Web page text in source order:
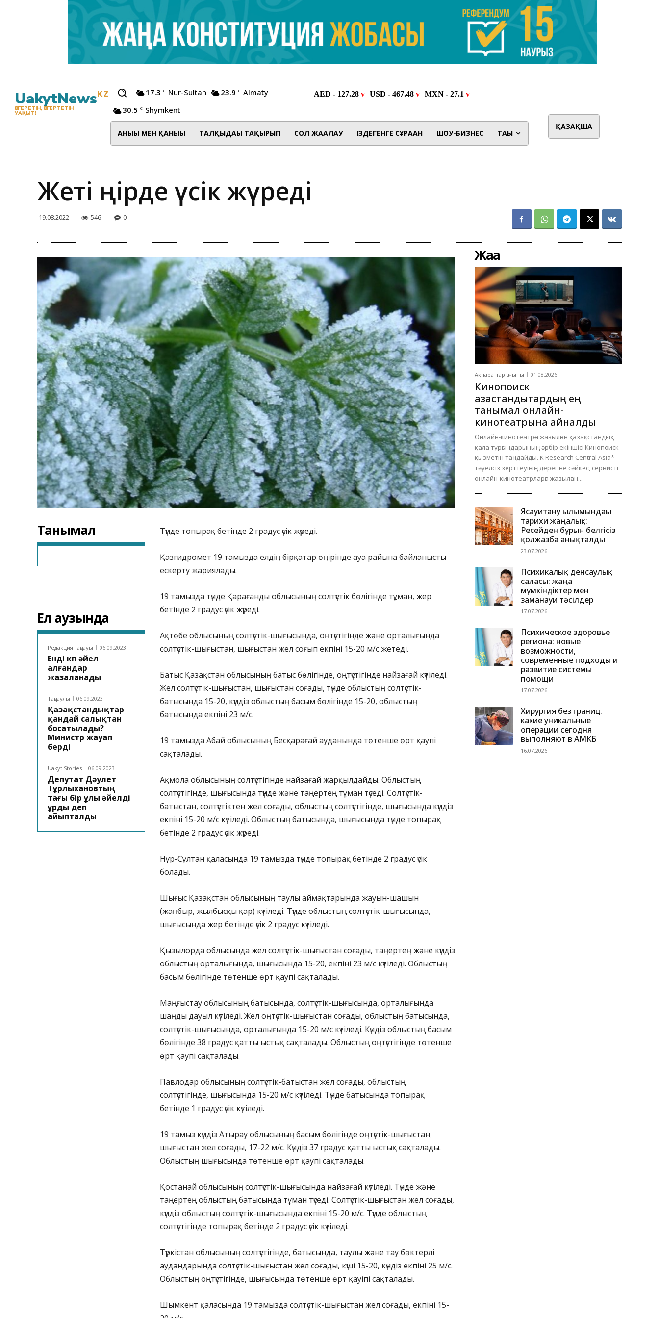
UakytNewsKZ
ӨЗГЕРЕТІН, ӨЗГЕРТЕТІН
УАҚЫТ!
17.3 C Nur-Sultan 23.9 C Almaty
30.5 C Shymkent
АНЫҒЫ МЕН ҚАНЫҒЫ ТАЛҚЫДАҒЫ ТАҚЫРЫП СОЛ ЖАҒАЛАУ ІЗДЕГЕНГЕ СҰРАҒАН ШОУ-БИЗНЕС ТАҒЫ
ҚАЗАҚША
Жеті өңірде үсік жүреді
19.08.2022 546 0
Танымал
Ел аузында
Редакция таңдауы 06.09.2023
Енді көп әйел
алғандар
жазаланады
Таңдаулы 06.09.2023
Қазақстандықтар
қандай салықтан
босатылады?
Министр жауап
берді
Uakyt Stories 06.09.2023
Депутат Дәулет
Тұрлыхановтың
тағы бір ұлы әйелді
ұрды деп
айыпталды
Түнде топырақ бетінде 2 градус үсік жүреді.
Қазгидромет 19 тамызда елдің бірқатар өңірінде ауа райына байланысты
ескерту жариялады.
19 тамызда түнде Қарағанды облысының солтүстік бөлігінде тұман, жер
бетінде 2 градус үсік жүреді.
Ақтөбе облысының солтүстік-шығысында, оңтүстігінде және орталығында
солтүстік-шығыстан, шығыстан жел соғып екпіні 15-20 м/с жетеді.
Батыс Қазақстан облысының батыс бөлігінде, оңтүстігінде найзағай күтіледі.
Жел солтүстік-шығыстан, шығыстан соғады, түнде облыстың солтүстік-
батысында 15-20, күндіз облыстың басым бөлігінде 15-20, облыстың
батысында екпіні 23 м/с.
19 тамызда Абай облысының Бесқарағай ауданында төтенше өрт қаупі
сақталады.
Ақмола облысының солтүстігінде найзағай жарқылдайды. Облыстың
солтүстігінде, шығысында түнде және таңертең тұман түседі. Солтүстік-
батыстан, солтүстіктен жел соғады, облыстың солтүстігінде, шығысында күндіз
екпіні 15-20 м/с күтіледі. Облыстың батысында, шығысында түнде топырақ
бетінде 2 градус үсік жүреді.
Нұр-Сұлтан қаласында 19 тамызда түнде топырақ бетінде 2 градус үсік
болады.
Шығыс Қазақстан облысының таулы аймақтарында жауын-шашын
(жаңбыр, жылбысқы қар) күтіледі. Түнде облыстың солтүстік-шығысында,
шығысында жер бетінде үсік 2 градус күтіледі.
Қызылорда облысында жел солтүстік-шығыстан соғады, таңертең және күндіз
облыстың орталығында, шығысында 15-20, екпіні 23 м/с күтіледі. Облыстың
басым бөлігінде төтенше өрт қаупі сақталады.
Маңғыстау облысының батысында, солтүстік-шығысында, орталығында
шаңды дауыл күтіледі. Жел оңтүстік-шығыстан соғады, облыстың батысында,
солтүстік-шығысында, орталығында 15-20 м/с күтіледі. Күндіз облыстың басым
бөлігінде 38 градус қатты ыстық сақталады. Облыстың оңтүстігінде төтенше
өрт қаупі сақталады.
Павлодар облысының солтүстік-батыстан жел соғады, облыстың
солтүстігінде, шығысында 15-20 м/с күтіледі. Түнде батысында топырақ
бетінде 1 градус үсік күтіледі.
19 тамыз күндіз Атырау облысының басым бөлігінде оңтүстік-шығыстан,
шығыстан жел соғады, 17-22 м/с. Күндіз 37 градус қатты ыстық сақталады.
Облыстың шығысында төтенше өрт қаупі сақталады.
Қостанай облысының солтүстік-шығысында найзағай күтіледі. Түнде және
таңертең облыстың батысында тұман түседі. Солтүстік-шығыстан жел соғады,
күндіз облыстың солтүстік-шығысында екпіні 15-20 м/с. Түнде облыстың
солтүстігінде топырақ бетінде 2 градус үсік күтіледі.
Түркістан облысының солтүстігінде, батысында, таулы және тау бөктерлі
аудандарында солтүстік-шығыстан жел соғады, күші 15-20, күндіз екпіні 25 м/с.
Облыстың оңтүстігінде, шығысында төтенше өрт қауіпі сақталады.
Шымкент қаласында 19 тамызда солтүстік-шығыстан жел соғады, екпіні 15-
Жаңа
Ақпараттар ағыны 01.08.2026
Кинопоиск
қазақстандықтардың ең
танымал онлайн-
кинотеатрына айналды
Онлайн-кинотеатрға жазылған қазақстандық
қала тұрғындарының әрбір екіншісі Кинопоиск
қызметін таңдайды. K Research Central Asia*
тәуелсіз зерттеуінің дерегіне сәйкес, сервисті
онлайн-кинотеатрларға жазылған...
Ясауитану ғылымындағы
тарихи жаңалық:
Ресейден бұрын белгісіз
қолжазба анықталды
23.07.2026
Психикалық денсаулық
саласы: жаңа
мүмкіндіктер мен
заманауи тәсілдер
17.07.2026
Психическое здоровье
региона: новые
возможности,
современные подходы и
развитие системы
помощи
17.07.2026
Хирургия без границ:
какие уникальные
операции сегодня
выполняют в АМКБ
16.07.2026